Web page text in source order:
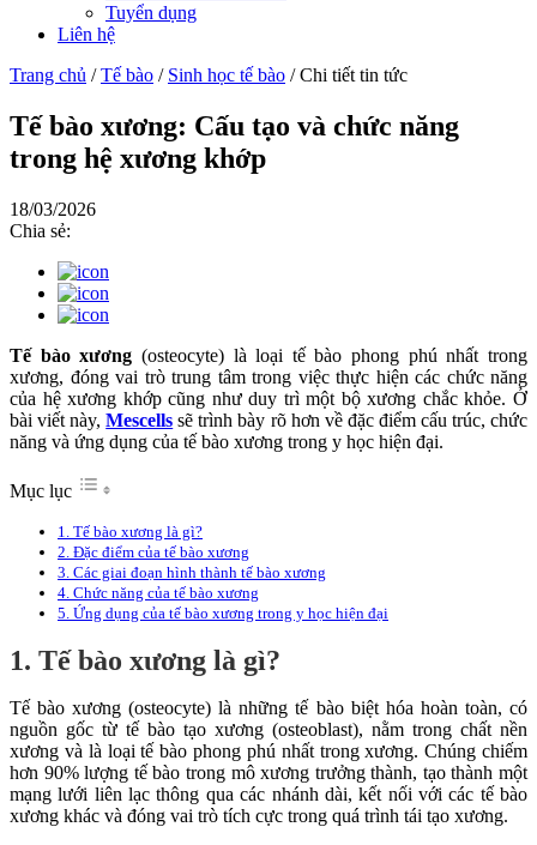
Tuyển dụng
Liên hệ
Trang chủ /Tế bào / Sinh học tế bào /Chi tiết tin tức
Tế bào xương: Cấu tạo và chức năng
trong hệ xương khớp
18/03/2026
Chia sẻ:
Tế bào xương (osteocyte) là loại tế bào phong phú nhất trong
xương, đóng vai trò trung tâm trong việc thực hiện các chức năng
của hệ xương khớp cũng như duy trì một bộ xương chắc khỏe. Ở
bài viết này,Mescells sẽ trình bày rõ hơn về đặc điểm cấu trúc, chức
năng và ứng dụng của tế bào xương trong y học hiện đại.
Mục lục
1. Tế bào xương là gì?
2. Đặc điểm của tế bào xương
3. Các giai đoạn hình thành tế bào xương
4. Chức năng của tế bào xương
5. Ứng dụng của tế bào xương trong y học hiện đại
1. Tế bào xương là gì?
Tế bào xương (osteocyte) là những tế bào biệt hóa hoàn toàn, có
nguồn gốc từ tế bào tạo xương (osteoblast), nằm trong chất nền
xương và là loại tế bào phong phú nhất trong xương. Chúng chiếm
hơn 90% lượng tế bào trong mô xương trưởng thành, tạo thành một
mạng lưới liên lạc thông qua các nhánh dài, kết nối với các tế bào
xương khác và đóng vai trò tích cực trong quá trình tái tạo xương.